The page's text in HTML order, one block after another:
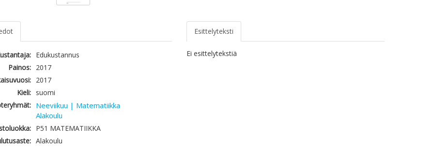
Edukustannus
Painos:
2017
2017
Kieli:
suomi
Neeviikuu | Matematiikka
Alakoulu
P51 MATEMATIIKKA
Alakoulu
Esittelyteksti
Ei esittelytekstiä